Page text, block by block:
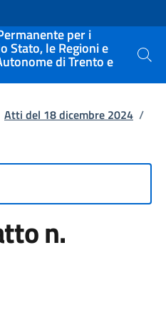
per i
Stato, le Regioni e
di Trento e Cerca
Atti del 18 dicembre 2024 /
n.